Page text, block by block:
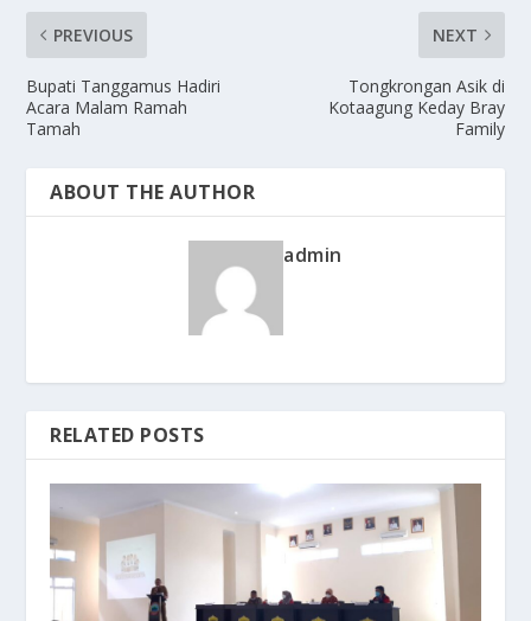
PREVIOUS
Bupati Tanggamus Hadiri
Acara Malam Ramah
Tamah
NEXT
Tongkrongan Asik di
Kotaagung Keday Bray
Family
ABOUT THE AUTHOR
admin
RELATED POSTS